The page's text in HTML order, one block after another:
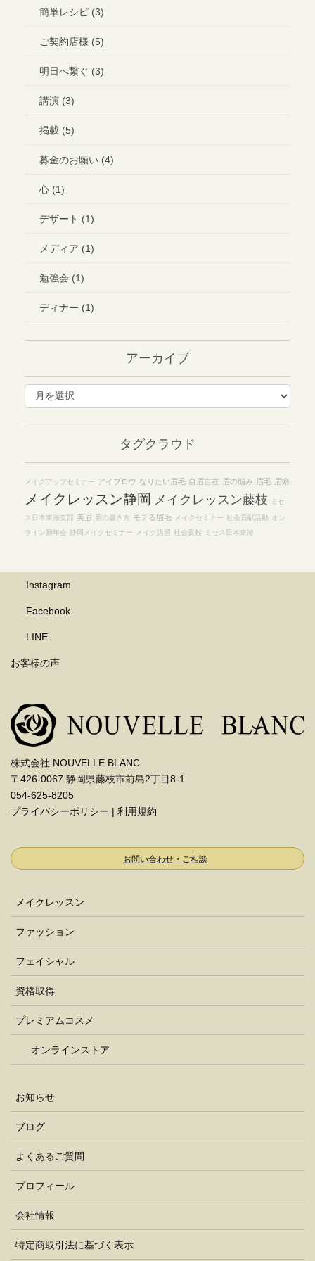
簡単レシピ (3)
ご契約店様 (5)
明日へ繋ぐ (3)
講演 (3)
掲載 (5)
募金のお願い (4)
心 (1)
デザート (1)
メディア (1)
勉強会 (1)
ディナー (1)
アーカイブ
ア
イ
タグクラウド
メイクアップセミナー アイブロウ なりたい眉毛 自眉自在 眉の悩み 眉毛 眉癖
メイクレッスン静岡 メイクレッスン藤枝 ミセ
ス日本東海支部 美眉 眉の書き方 モテる眉毛 メイクセミナー 社会貢献活動 オン
ライン新年会
静岡メイクセミナー メイク講習 社会貢献 ミセス日本東海
Instagram
Facebook
LINE
お客様の声
株式会社 NOUVELLE BLANC
〒426-0067 静岡県藤枝市前島2丁目8-1
054-625-8205
プライバシーポリシー | 利用規約
お問い合わせ・ご相談
メイクレッスン
ファッション
フェイシャル
資格取得
プレミアムコスメ
オンラインストア
お知らせ
ブログ
よくあるご質問
プロフィール
会社情報
特定商取引法に基づく表示